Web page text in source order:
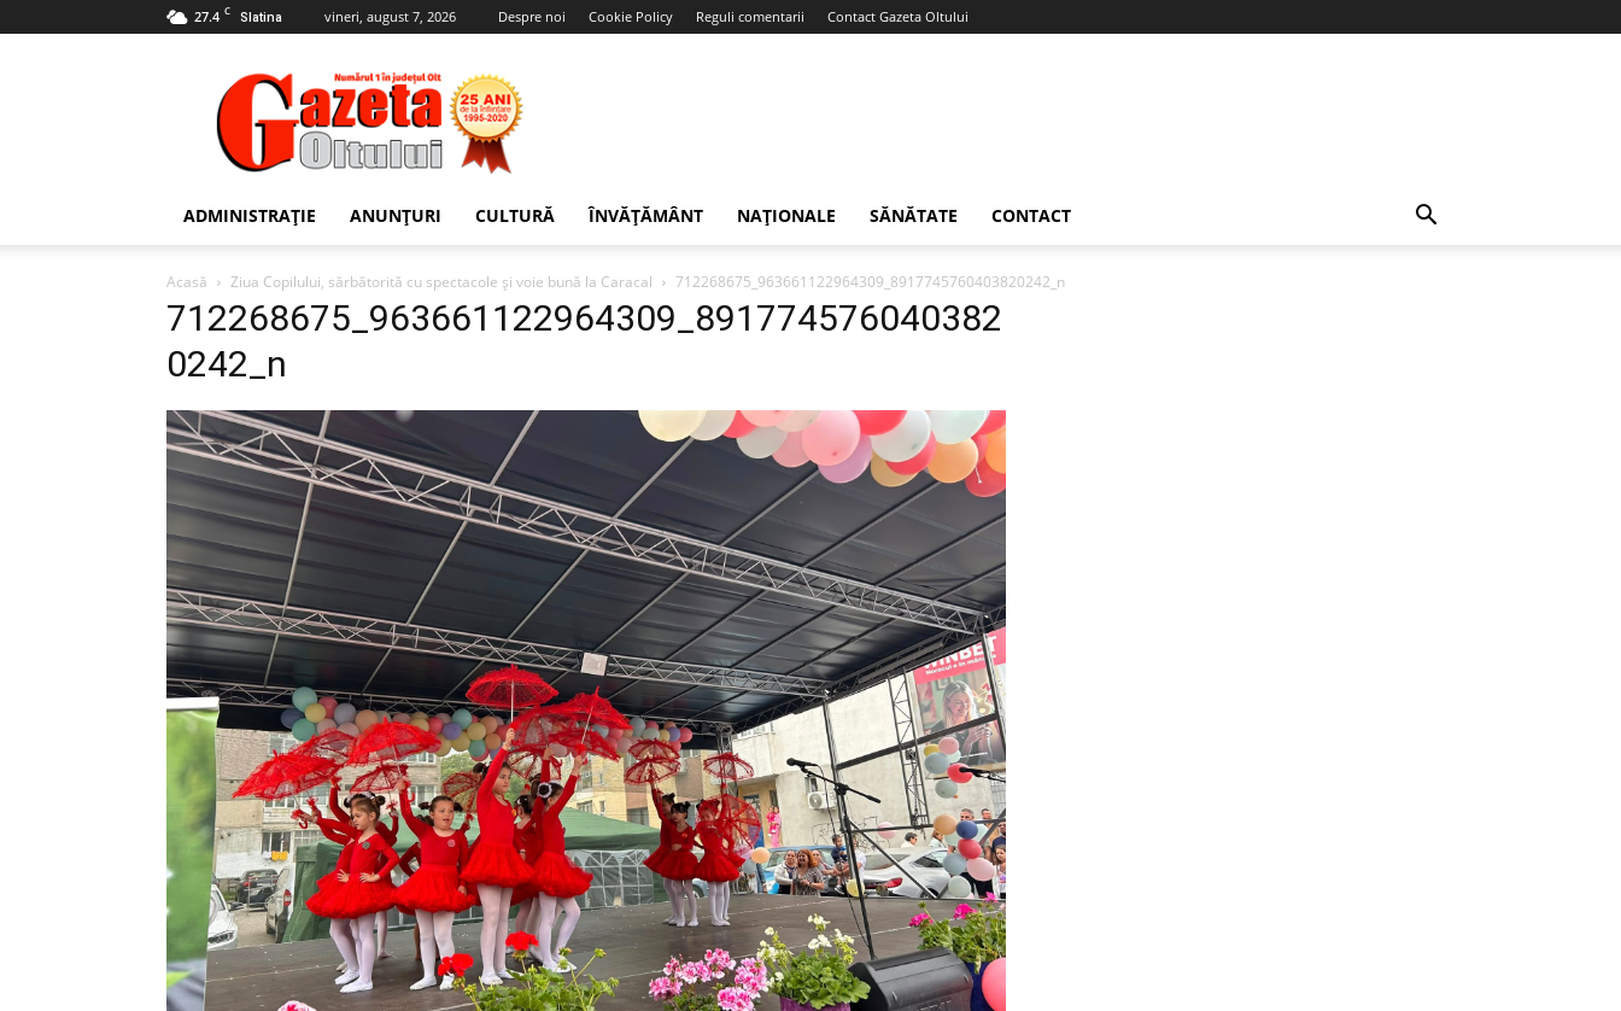
27.4 C Slatina vineri, august 7, 2026 Despre noi Cookie Policy Reguli comentarii Contact Gazeta Oltului
Gazeta
Oltului
ADMINISTRAȚIE ANUNȚURI CULTURĂ ÎNVĂȚĂMÂNT NAȚIONALE SĂNĂTATE CONTACT
Acasă Ziua Copilului, sărbătorită cu spectacole și voie bună la Caracal 712268675_963661122964309_8917745760403820242_n
712268675_963661122964309_891774576040382
0242_n